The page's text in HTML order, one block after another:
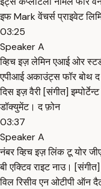
इफ Mark वेंचर्स प्राइवेट
03:25
Speaker A
व्हिच इज़ लेमिन एआई ओर
एपीआई अकाउंट्स फॉर बोथ
दिस इज़ वैरी [संगीत]
डॉक्युमेंट। द फ़ोन
03:37
Speaker A
नंबर व्हिच इज़ लिंक टू योर
बी एक्टिव राइट नाउ।
विल रिसीव एन ओटीपी ऑन